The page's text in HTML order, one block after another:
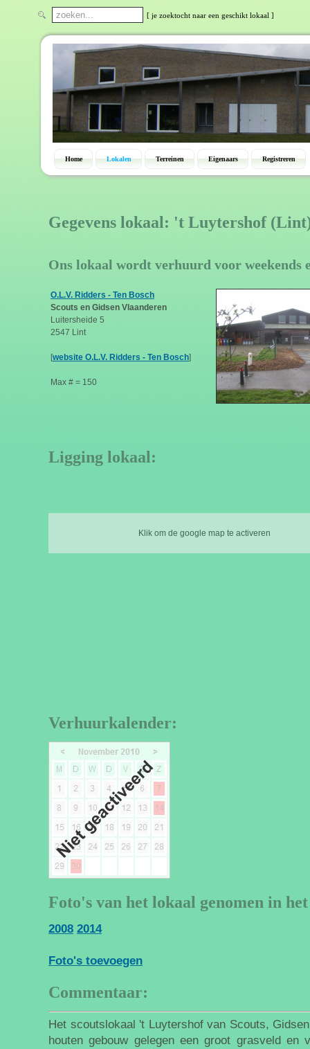
[ je zoektocht naar een geschikt lokaal ]
Home Lokalen Terreinen Eigenaars Registreren
Gegevens lokaal: 't Luytershof
Ons lokaal wordt verhuurd voor weekends
O.L.V. Ridders - Ten Bosch
Scouts en Gidsen Vlaanderen
Luitersheide 5
2547 Lint
[website O.L.V. Ridders - Ten Bosch]
Max # = 150
Ligging lokaal:
Klik om de google map te activeren
Verhuurkalender:
Foto's van het lokaal genomen in
2008 2014
Foto's toevoegen
Commentaar:
Het scoutslokaal 't Luytershof van Scouts,
houten gebouw gelegen een groot grasveld en